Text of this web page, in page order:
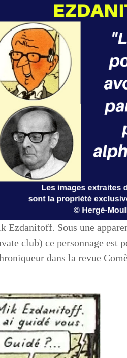
Sous une
club) ce personnage est
dans la revue